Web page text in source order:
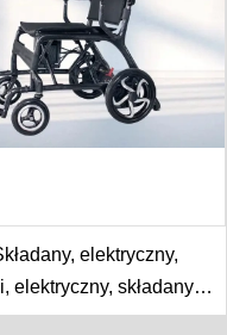
elektryczny,
elektryczny, składany
inwalidzki z włókna